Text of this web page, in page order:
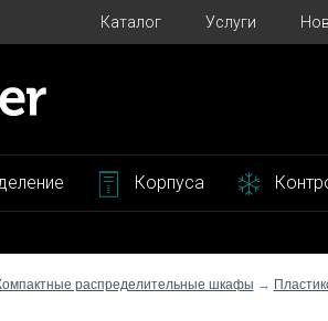
Каталог Услуги
Корпуса
распределительные шкафы →